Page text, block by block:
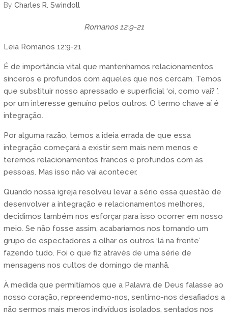
by Charles R. Swindoll
Romanos 12:9-21
Leia Romanos 12:9-21
É de importância vital que mantenhamos relacionamentos
sinceros e profundos com aqueles que nos cercam. Temos
que substituir nosso apressado e superficial ‘oi, como vai? ’,
por um interesse genuíno pelos outros. O termo chave aí é
integração.
Por alguma razão, temos a ideia errada de que essa
integração começará a existir sem mais nem menos e
teremos relacionamentos francos e profundos com as
pessoas. Mas isso não vai acontecer.
Quando nossa igreja resolveu levar a sério essa questão de
desenvolver a integração e relacionamentos melhores,
decidimos também nos esforçar para isso ocorrer em nosso
meio. Se não fosse assim, acabaríamos nos tornando um
grupo de espectadores a olhar os outros ‘lá na frente’
fazendo tudo. Foi o que fiz através de uma série de
mensagens nos cultos de domingo de manhã.
À medida que permitíamos que a Palavra de Deus falasse ao
nosso coração, repreendemo-nos, sentimo-nos desafiados a
não sermos mais meros indivíduos isolados, sentados nos